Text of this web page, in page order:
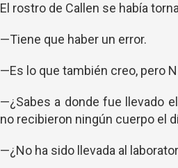
El rostro de Callen se había
—Tiene que haber un error.
—Es lo que también creo, pero
—¿Sabes a donde fue llevado
no recibieron ningún cuerpo el
—¿No ha sido llevada al